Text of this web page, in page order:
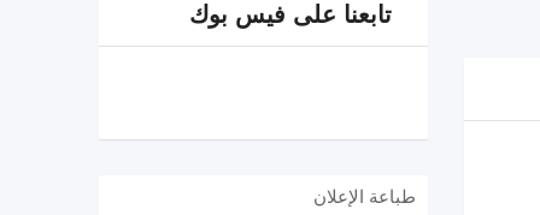
تابعنا على فيس بوك
طباعة الإعلان